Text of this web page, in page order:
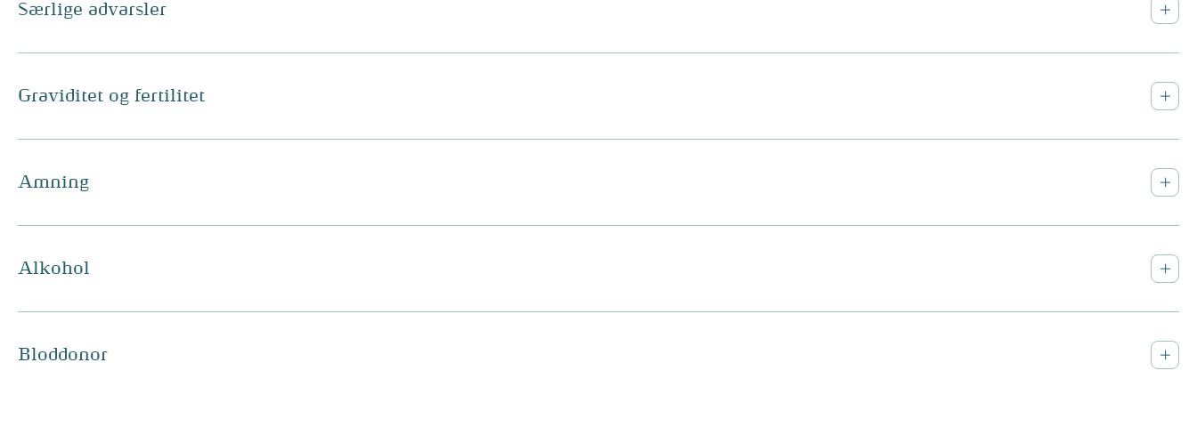
Særlige advarsler
Graviditet og fertilitet
Amning
Alkohol
Bloddonor